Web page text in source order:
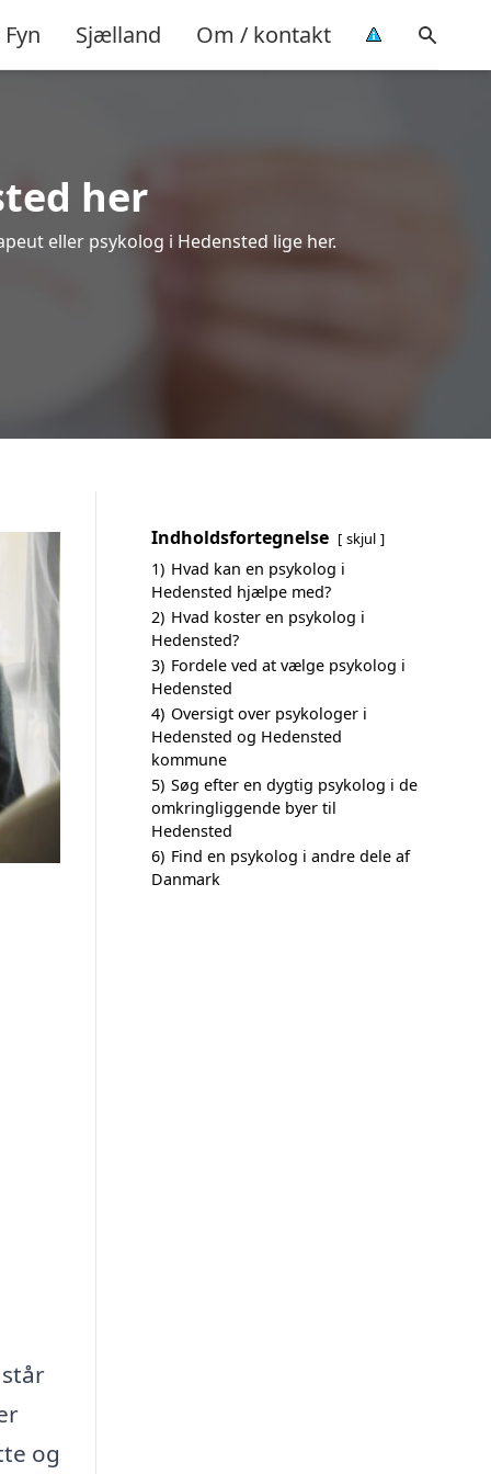
Fyn Sjælland Om / kontakt
her
eller psykolog i Hedensted lige her.
og
Indholdsfortegnelse skjul
1) Hvad kan en psykolog i
Hedensted hjælpe med?
2) Hvad koster en psykolog i
Hedensted?
3) Fordele ved at vælge psykolog i
Hedensted
4) Oversigt over psykologer i
Hedensted og Hedensted
kommune
5) Søg efter en dygtig psykolog i de
omkringliggende byer til
Hedensted
6) Find en psykolog i andre dele af
Danmark